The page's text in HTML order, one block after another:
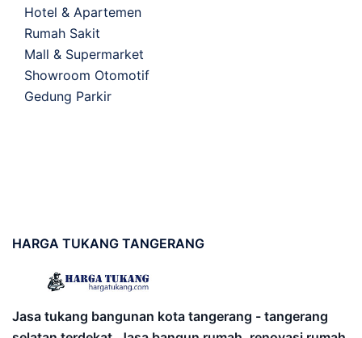
Hotel & Apartemen
Rumah Sakit
Mall & Supermarket
Showroom Otomotif
Gedung Parkir
HARGA TUKANG TANGERANG
Jasa tukang bangunan kota tangerang - tangerang